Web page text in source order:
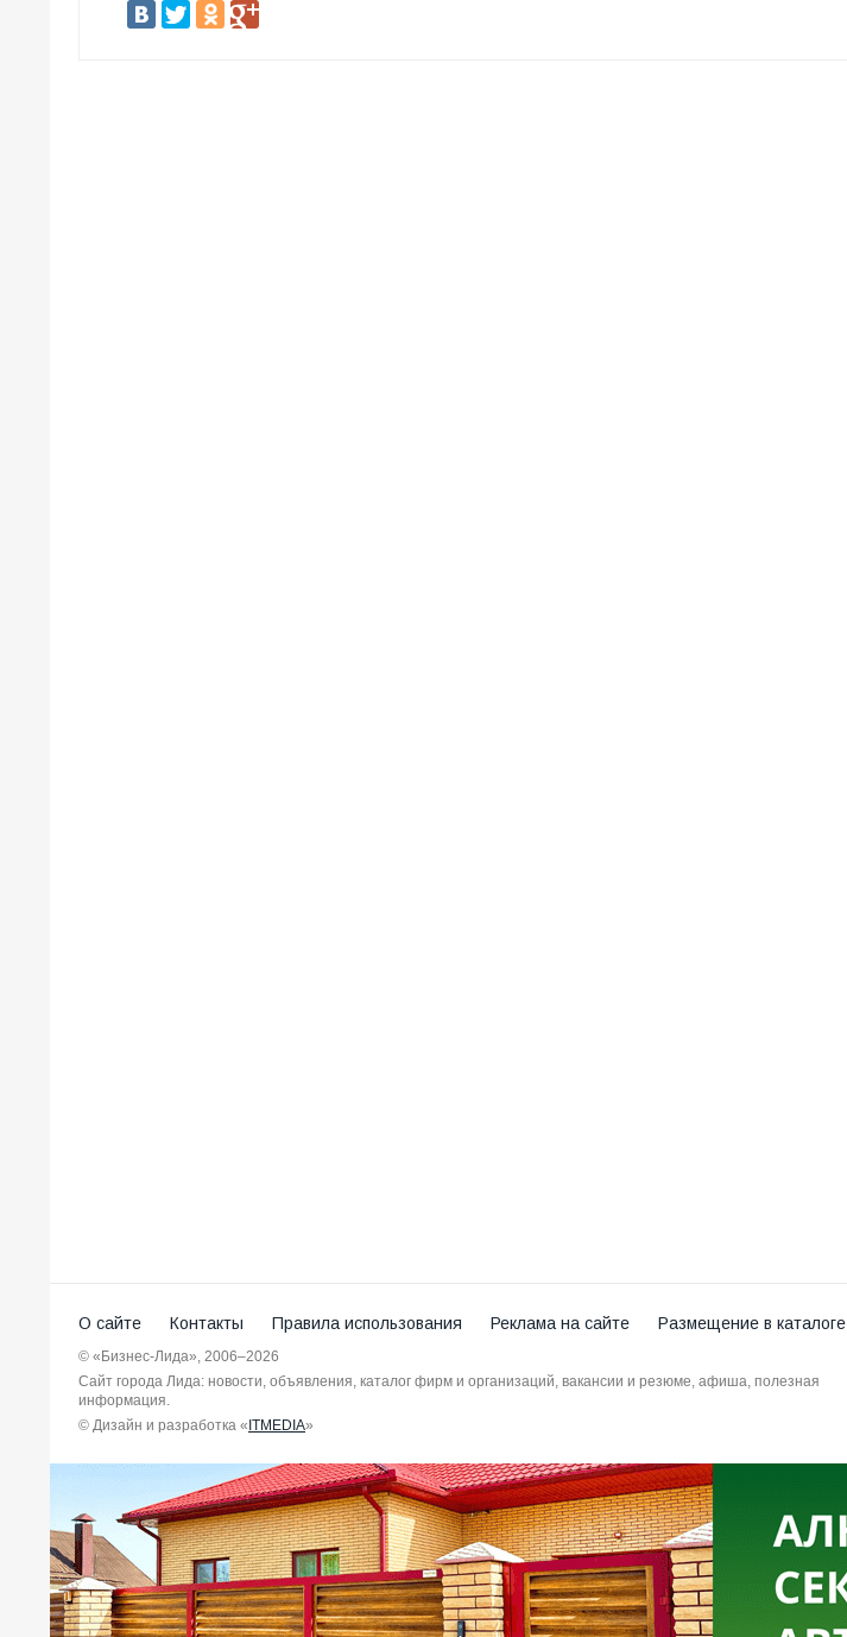
О сайте Контакты Правила использования Реклама на сайте Размещение в каталоге
© «Бизнес-Лида», 2006–2026
Сайт города Лида: новости, объявления, каталог фирм и организаций, вакансии и резюме, афиша, полезная
информация.
© Дизайн и разработка «ITMEDIA»